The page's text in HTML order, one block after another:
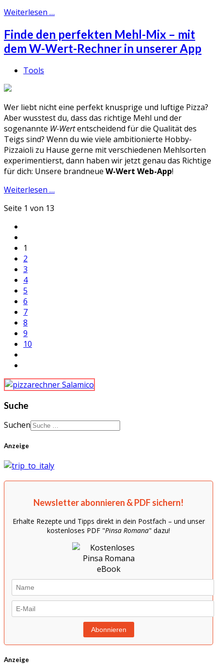
Weiterlesen …
Finde den perfekten Mehl-Mix – mit
dem W-Wert-Rechner in unserer App
Tools
Wer liebt nicht eine perfekt knusprige und luftige Pizza?
Aber wusstest du, dass das richtige Mehl und der
sogenannte W-Wertentscheidend für die Qualität des
Teigs sind? Wenn du wie viele ambitionierte Hobby-
Pizzaioli zu Hause gerne mit verschiedenen Mehlsorten
experimentierst, dann haben wir jetzt genau das Richtige
für dich: Unsere brandneue W-Wert Web-App!
Weiterlesen …
Seite 1 von 13
1
2
3
4
5
6
7
8
9
10
Suche
Suchen
Anzeige
Newsletter abonnieren & PDF sichern!
Erhalte Rezepte und Tipps direkt in dein Postfach – und unser
kostenloses PDF "Pinsa Romana" dazu!
Anzeige